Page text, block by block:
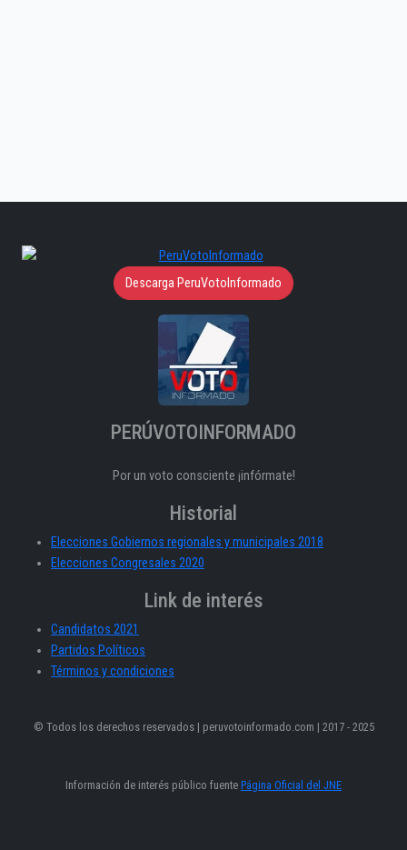
Descarga PeruVotoInformado
PERÚVOTOINFORMADO
Por un voto consciente ¡infórmate!
Historial
Elecciones Gobiernos regionales y municipales 2018
Elecciones Congresales 2020
Link de interés
Candidatos 2021
Partidos Políticos
Términos y condiciones
© Todos los derechos reservados | peruvotoinformado.com | 2017 - 2025
Información de interés público fuente Página Oficial del JNE